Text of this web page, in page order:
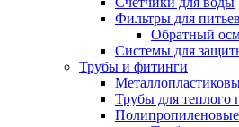
Фильтры для
Обратный
Системы для
Трубы и фитинги
Трубы для теплого